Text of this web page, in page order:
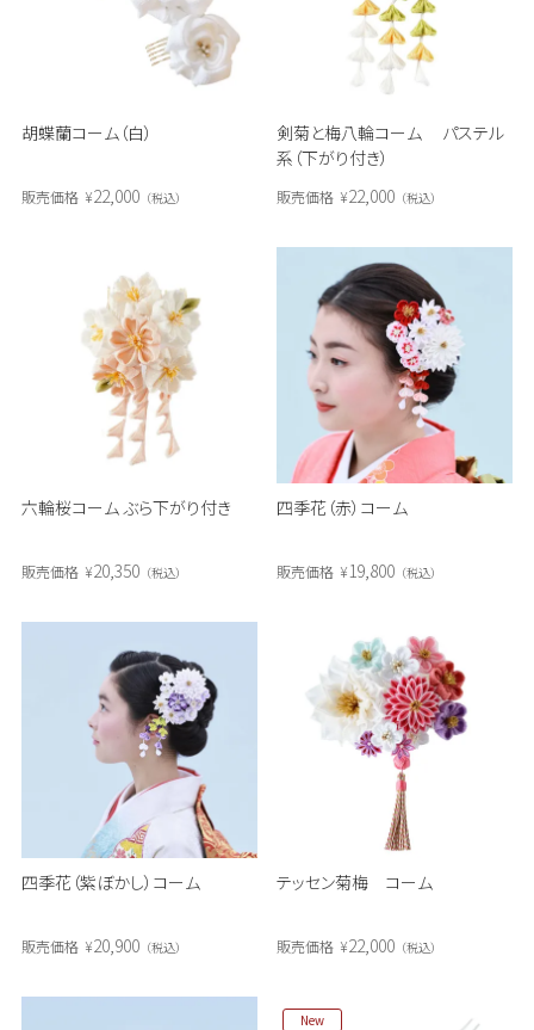
胡蝶蘭コーム（白）
販売価格 ¥22,000 税込
剣菊と梅八輪コーム パステル
系（下がり付き）
販売価格 ¥22,000 税込
六輪桜コーム ぶら下がり付き
販売価格 ¥20,350 税込
四季花（赤）コーム
販売価格 ¥19,800 税込
四季花（紫ぼかし）コーム
販売価格 ¥20,900 税込
テッセン菊梅 コーム
販売価格 ¥22,000 税込
New